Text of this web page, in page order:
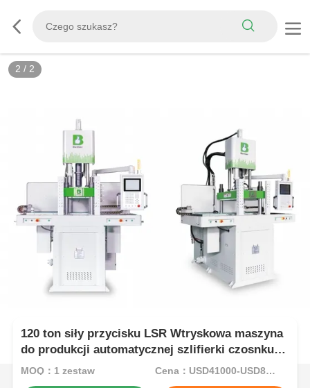
2 / 2
120 ton siły przycisku LSR Wtryskowa maszyna
do produkcji automatycznej szlifierki czosnku
dla żywności
MOQ：1 zestaw Cena：USD41000-USD82000per set